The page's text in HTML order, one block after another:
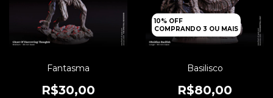
Fantasma
R$30,00
10% OFF
COMPRANDO 3 OU MAIS
Basilisco
R$80,00